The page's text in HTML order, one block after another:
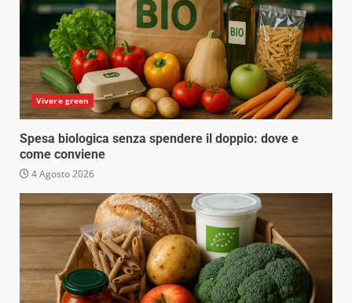
Vivere green
Spesa biologica senza spendere il doppio: dove e
come conviene
4 Agosto 2026